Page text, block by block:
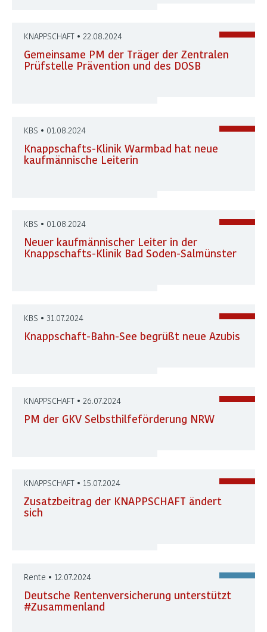
KNAPPSCHAFT • 22.08.2024
Gemeinsame PM der Träger der Zentralen
Prüfstelle Prävention und des DOSB
KBS • 01.08.2024
Knappschafts-Klinik Warmbad hat neue
kaufmännische Leiterin
KBS • 01.08.2024
Neuer kaufmännischer Leiter in der
Knappschafts-Klinik Bad Soden-Salmünster
KBS • 31.07.2024
Knappschaft-Bahn-See begrüßt neue Azubis
KNAPPSCHAFT • 26.07.2024
PM der GKV Selbsthilfeförderung NRW
KNAPPSCHAFT • 15.07.2024
Zusatzbeitrag der KNAPPSCHAFT ändert
sich
Rente • 12.07.2024
Deutsche Rentenversicherung unterstützt
#Zusammenland